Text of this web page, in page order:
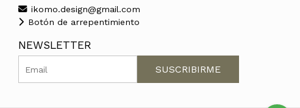
ikomo.design@gmail.com
Botón de arrepentimiento
NEWSLETTER
SUSCRIBIRME